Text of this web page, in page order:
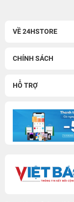
VỀ 24HSTORE
CHÍNH SÁCH
HỖ TRỢ